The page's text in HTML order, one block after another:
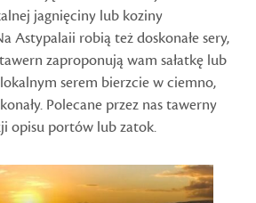
jagnięciny lub koziny
Astypalaii robią też doskonałe sery,
zaproponują wam sałatkę lub
serem bierzcie w ciemno,
Polecane przez nas tawerny
opisu portów lub zatok.